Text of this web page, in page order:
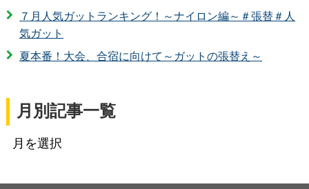
７月人気ガットランキング！～ナイロン編～＃張替＃人
気ガット
夏本番！大会、合宿に向けて～ガットの張替え～
月別記事一覧